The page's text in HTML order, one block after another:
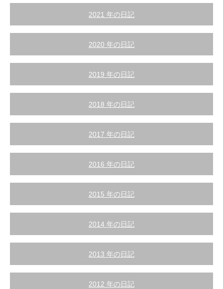
2021 年の日記
2020 年の日記
2019 年の日記
2018 年の日記
2017 年の日記
2016 年の日記
2015 年の日記
2014 年の日記
2013 年の日記
2012 年の日記